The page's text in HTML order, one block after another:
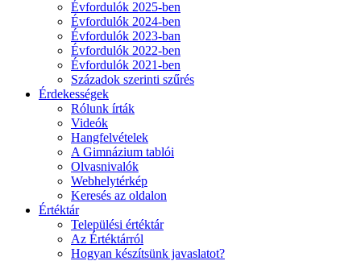
Évfordulók 2025-ben
Évfordulók 2024-ben
Évfordulók 2023-ban
Évfordulók 2022-ben
Évfordulók 2021-ben
Századok szerinti szűrés
Érdekességek
Rólunk írták
Videók
Hangfelvételek
A Gimnázium tablói
Olvasnivalók
Webhelytérkép
Keresés az oldalon
Értéktár
Települési értéktár
Az Értéktárról
Hogyan készítsünk javaslatot?